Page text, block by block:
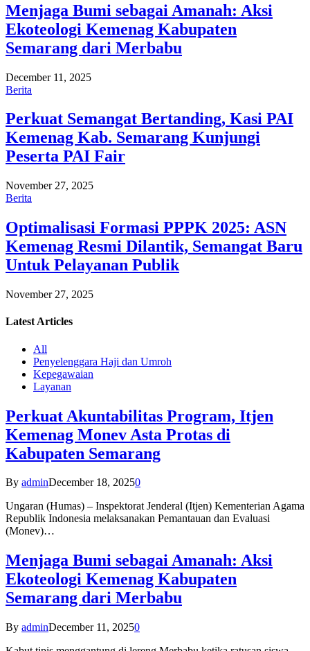
Menjaga Bumi sebagai Amanah: Aksi
Ekoteologi Kemenag Kabupaten
Semarang dari Merbabu
December 11, 2025
Berita
Perkuat Semangat Bertanding, Kasi PAI
Kemenag Kab. Semarang Kunjungi
Peserta PAI Fair
November 27, 2025
Berita
Optimalisasi Formasi PPPK 2025: ASN
Kemenag Resmi Dilantik, Semangat Baru
Untuk Pelayanan Publik
November 27, 2025
Latest Articles
All
Penyelenggara Haji dan Umroh
Kepegawaian
Layanan
Perkuat Akuntabilitas Program, Itjen
Kemenag Monev Asta Protas di
Kabupaten Semarang
By adminDecember 18, 20250
Ungaran (Humas) – Inspektorat Jenderal (Itjen) Kementerian Agama
Republik Indonesia melaksanakan Pemantauan dan Evaluasi
(Monev)…
Menjaga Bumi sebagai Amanah: Aksi
Ekoteologi Kemenag Kabupaten
Semarang dari Merbabu
By adminDecember 11, 20250